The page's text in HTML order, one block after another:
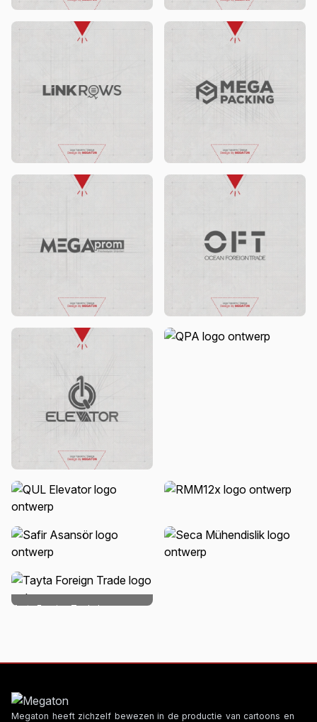
Ledibox logo ontwerp LiftPort logo ontwerp
Link Rows logo ontwerp MegaPacking logo ontwerp
MegaProm logo ontwerp OFT logo ontwerp
Q1 logo ontwerp
QUL Elevator logo ontwerp
Safir Asansör logo ontwerp
Tayta Foreign Trade logo
Megaton heeft zichzelf bewezen in de productie van cartoons en